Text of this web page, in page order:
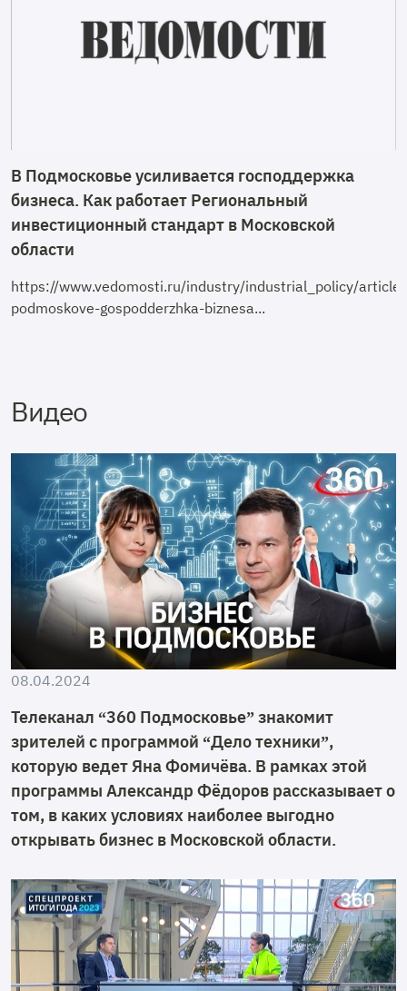
В Подмосковье усиливается господдержка
бизнеса. Как работает Региональный
инвестиционный стандарт в Московской
области
https://www.vedomosti.ru/industry/industrial_policy/
podmoskove-gospodderzhka-biznesa...
Видео
08.04.2024
Телеканал “360 Подмосковье” знакомит
зрителей с программой “Дело техники”,
которую ведет Яна Фомичёва. В рамках этой
программы Александр Фёдоров рассказывает о
том, в каких условиях наиболее выгодно
открывать бизнес в Московской области.